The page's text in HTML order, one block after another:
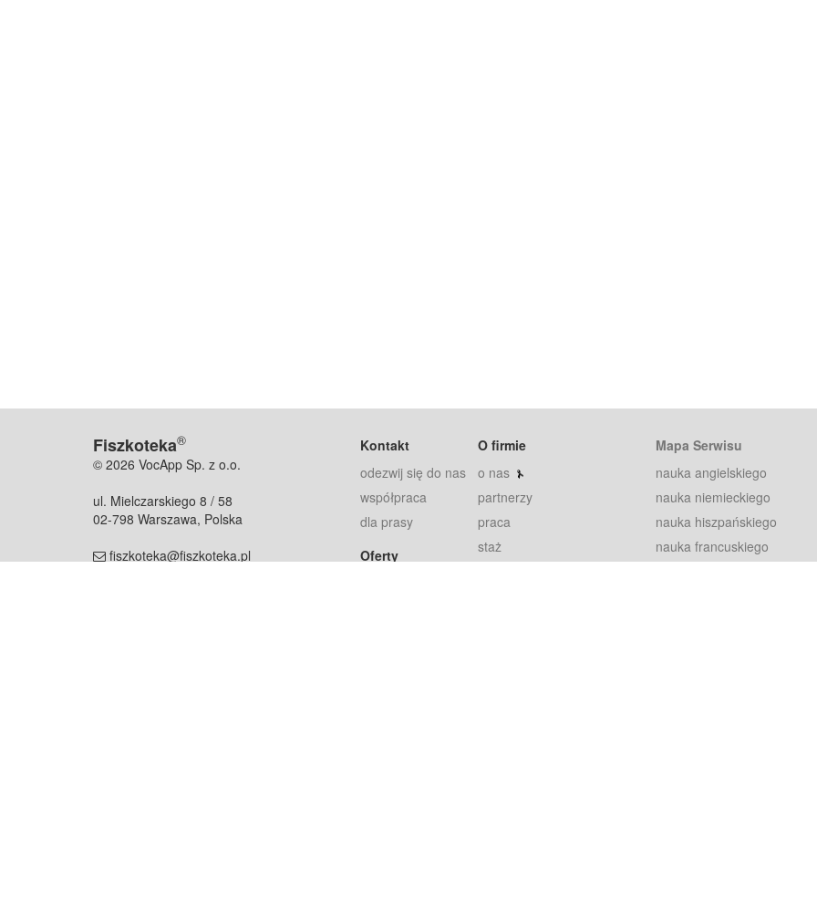
Fiszkoteka®
© 2026 VocApp Sp. z o.o.
ul. Mielczarskiego 8 / 58
02-798 Warszawa, Polska
fiszkoteka@fiszkoteka.pl
Kontakt
odezwij się do nas
współpraca
dla prasy
Oferty
O firmie
o nas
partnerzy
praca
staż
Mapa Serwisu
nauka angielskiego
nauka niemieckiego
nauka hiszpańskiego
nauka francuskiego